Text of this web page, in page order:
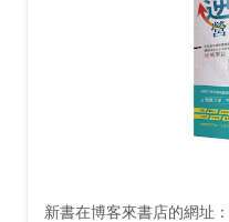
新書在博客來書店的網址：